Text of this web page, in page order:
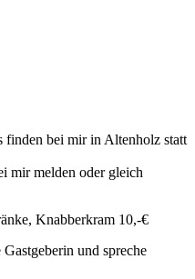
bei mir in Altenholz statt
mir melden oder gleich
Knabberkram 10,-€
und spreche